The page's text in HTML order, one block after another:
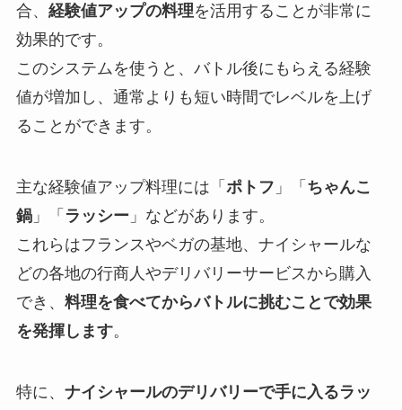
合、 経験値アップの料理を活用することが非常に
効果的です。
このシステムを使うと、バトル後にもらえる経験
値が増加し、通常よりも短い時間でレベルを上げ
ることができます。
主な経験値アップ料理には「 ポトフ 」「 ちゃんこ
鍋」「 ラッシー 」などがあります。
これらはフランスやベガの基地、ナイシャールな
どの各地の行商人やデリバリーサービスから購入
でき、 料理を食べてからバトルに挑むことで効果
を発揮します。
特に、 ナイシャールのデリバリーで手に入るラッ